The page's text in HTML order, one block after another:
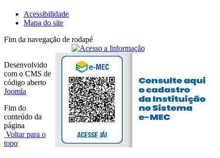
Acessibilidade
Mapa do site
Fim da navegação de rodapé
Desenvolvido
com o CMS de
código aberto
Joomla
Fim do
conteúdo da
página
Voltar para o
topo